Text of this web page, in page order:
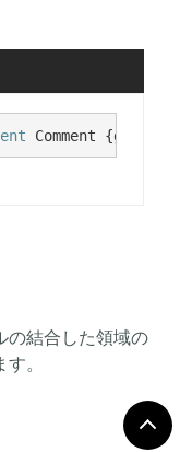
Comment {get;
結合した領域の
。